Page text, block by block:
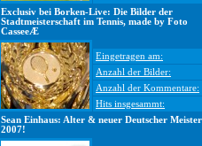
Exclusiv bei Borken-Live: Die Bilder der
Stadtmeisterschaft im Tennis, made by Foto
CasseeÆ
Eingetragen am:
Anzahl der Bilder:
Anzahl der Kommentare:
Hits insgesammt:
Sean Einhaus: Alter & neuer Deutscher Meister
2007!